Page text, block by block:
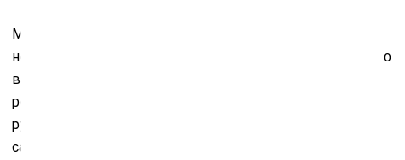
Материал в издании
неизвестный мне автор заканчивает текст совершенно
верно: «Кажется, что страх настолько сильно поразил
российское общество, что и художники – певцы
русской природы – отчаянно стараются придумать для
самих себя оправдания своего молчания и